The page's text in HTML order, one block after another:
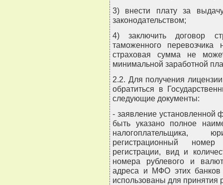
3) внести плату за
законодательством;
4) заключить договор
таможенного
страховая сумма не
минимальной заработной
2.2. Для получения
обратиться в
следующие документы:
- заявление
быть указано полное
налогоплательщика,
регистрационный номер
регистрации, вид и
номера рублевого и
адреса и МФО этих банков
использованы для